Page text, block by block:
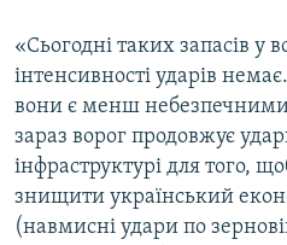
«Сьогодні таких запасів у
інтенсивності ударів
вони є менш
зараз ворог продовжує
інфраструктурі для того,
знищити український
(навмисні удари по